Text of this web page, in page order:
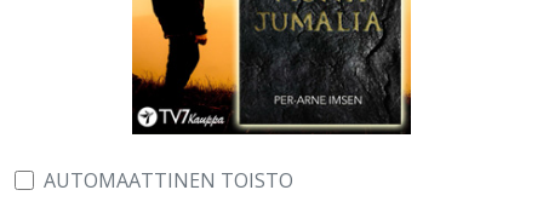
AUTOMAATTINEN TOISTO